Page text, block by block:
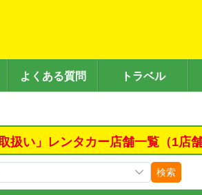
よくある質問 トラベル
扱い」レンタカー店舗一覧（1店舗
検索